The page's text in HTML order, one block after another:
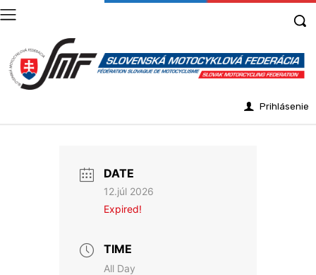
Prihlásenie
DATE
12.júl 2026
Expired!
TIME
All Day